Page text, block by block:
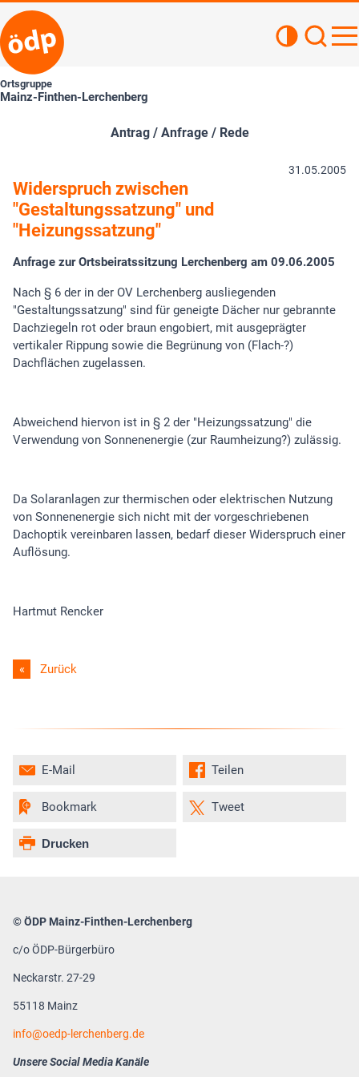
Ortsgruppe
Mainz-Finthen-Lerchenberg
Antrag / Anfrage / Rede
31.05.2005
Widerspruch zwischen
"Gestaltungssatzung" und
"Heizungssatzung"
Anfrage zur Ortsbeiratssitzung Lerchenberg am 09.06.2005
Nach § 6 der in der OV Lerchenberg ausliegenden
"Gestaltungssatzung" sind für geneigte Dächer nur gebrannte
Dachziegeln rot oder braun engobiert, mit ausgeprägter
vertikaler Rippung sowie die Begrünung von (Flach-?)
Dachflächen zugelassen.
Abweichend hiervon ist in § 2 der "Heizungssatzung" die
Verwendung von Sonnenenergie (zur Raumheizung?) zulässig.
Da Solaranlagen zur thermischen oder elektrischen Nutzung
von Sonnenenergie sich nicht mit der vorgeschriebenen
Dachoptik vereinbaren lassen, bedarf dieser Widerspruch einer
Auflösung.
Hartmut Rencker
Zurück
Teilen
Tweet
E-Mail
Bookmark
Drucken
© ÖDP Mainz-Finthen-Lerchenberg
c/o ÖDP-Bürgerbüro
Neckarstr. 27-29
55118 Mainz
info oedp-lerchenberg.de
Unsere Social Media Kanäle